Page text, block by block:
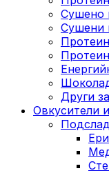
Сушено
Сушени
Други
Овкусители